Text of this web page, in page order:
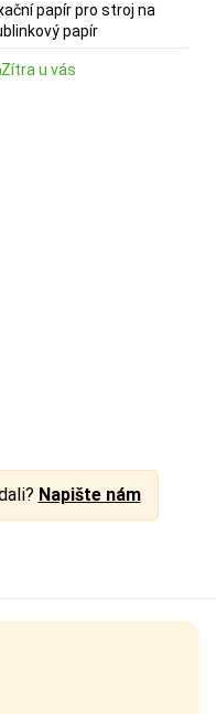
papír pro stroj na
papír
Zítra u vás
Napište nám